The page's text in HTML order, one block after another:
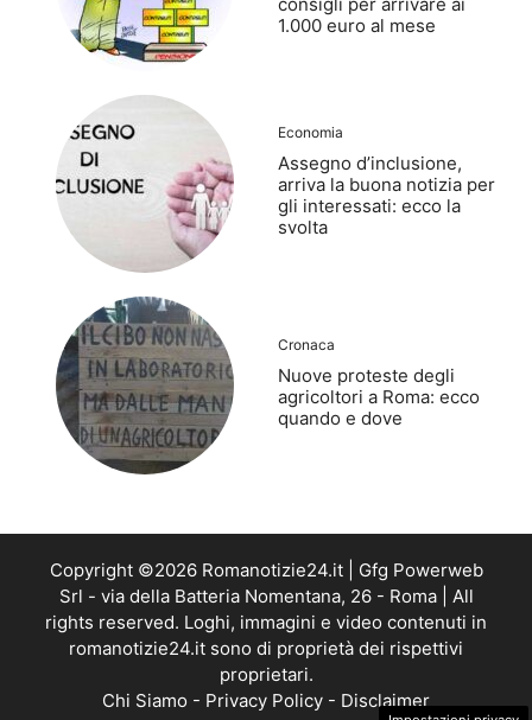
1.000 euro al mese
Economia
Assegno d’inclusione,
arriva la buona notizia per
gli interessati: ecco la
svolta
Cronaca
Nuove proteste degli
agricoltori a Roma: ecco
quando e dove
Copyright ©2026 Romanotizie24.it | Gfg Powerweb
Srl - via della Batteria Nomentana, 26 - Roma | All
rights reserved. Loghi, immagini e video contenuti in
romanotizie24.it sono di proprietà dei rispettivi
proprietari.
Chi Siamo - Privacy Policy - Disclaimer